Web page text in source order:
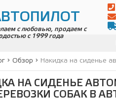
с любовью, продаем с
с 1999 года
Обзор Накидка на сиденье
НА СИДЕНЬЕ
СОБАК В